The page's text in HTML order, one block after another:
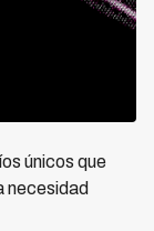
únicos que
necesidad